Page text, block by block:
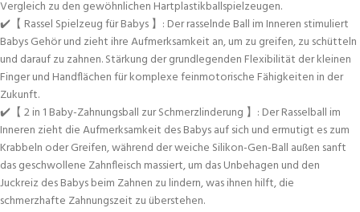
Vergleich zu den gewöhnlichen Hartplastikballspielzeugen.
✔️【 Rassel Spielzeug für Babys 】: Der rasselnde Ball im Inneren stimuliert
Babys Gehör und zieht ihre Aufmerksamkeit an, um zu greifen, zu schütteln
und darauf zu zahnen. Stärkung der grundlegenden Flexibilität der kleinen
Finger und Handflächen für komplexe feinmotorische Fähigkeiten in der
Zukunft.
✔️【 2 in 1 Baby-Zahnungsball zur Schmerzlinderung 】: Der Rasselball im
Inneren zieht die Aufmerksamkeit des Babys auf sich und ermutigt es zum
Krabbeln oder Greifen, während der weiche Silikon-Gen-Ball außen sanft
das geschwollene Zahnfleisch massiert, um das Unbehagen und den
Juckreiz des Babys beim Zahnen zu lindern, was ihnen hilft, die
schmerzhafte Zahnungszeit zu überstehen.